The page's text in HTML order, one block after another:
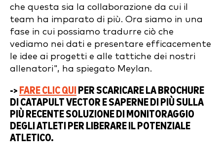
che questa sia la collaborazione da cui il
team ha imparato di più. Ora siamo in una
fase in cui possiamo tradurre ciò che
vediamo nei dati e presentare efficacemente
le idee ai progetti e alle tattiche dei nostri
allenatori", ha spiegato Meylan.
-> FARE CLIC QUI PER SCARICARE LA BROCHURE
DI CATAPULT VECTOR E SAPERNE DI PIÙ SULLA
PIÙ RECENTE SOLUZIONE DI MONITORAGGIO
DEGLI ATLETI PER LIBERARE IL POTENZIALE
ATLETICO.